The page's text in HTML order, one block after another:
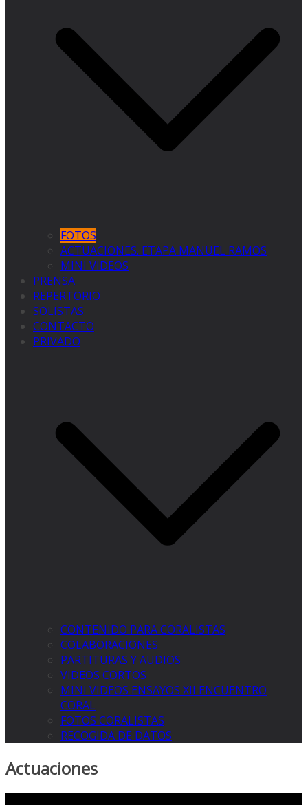
FOTOS
ACTUACIONES. ETAPA MANUEL RAMOS
MINI VIDEOS
PRENSA
REPERTORIO
SOLISTAS
CONTACTO
PRIVADO
CONTENIDO PARA CORALISTAS
COLABORACIONES
PARTITURAS Y AUDIOS
VIDEOS CORTOS
MINI VIDEOS ENSAYOS XII ENCUENTRO
CORAL
FOTOS CORALISTAS
RECOGIDA DE DATOS
Actuaciones